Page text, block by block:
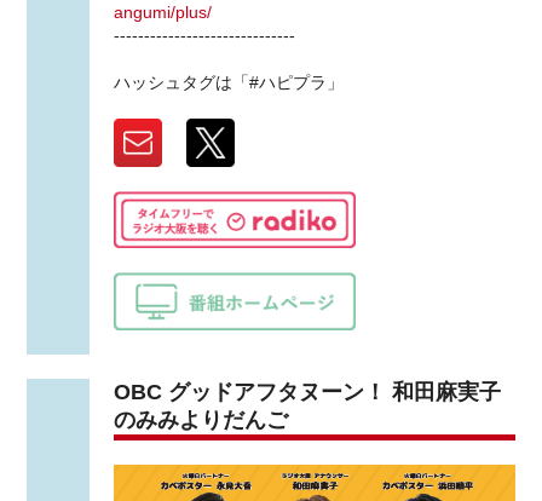
angumi/plus/
------------------------------
ハッシュタグは「#ハピプラ」
OBC グッドアフタヌーン！ 和田麻実子
のみみよりだんご